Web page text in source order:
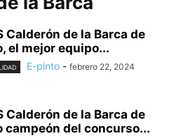
Calderón de la Barca de
el mejor equipo...
E-pinto - febrero 22, 2024
Calderón de la Barca de
campeón del concurso...